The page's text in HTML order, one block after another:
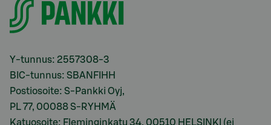
Y-tunnus: 2557308-3
BIC-tunnus: SBANFIHH
Postiosoite: S-Pankki Oyj,
PL 77, 00088 S-RYHMÄ
Katuosoite: Fleminginkatu 34, 00510 HELSINKI (ei